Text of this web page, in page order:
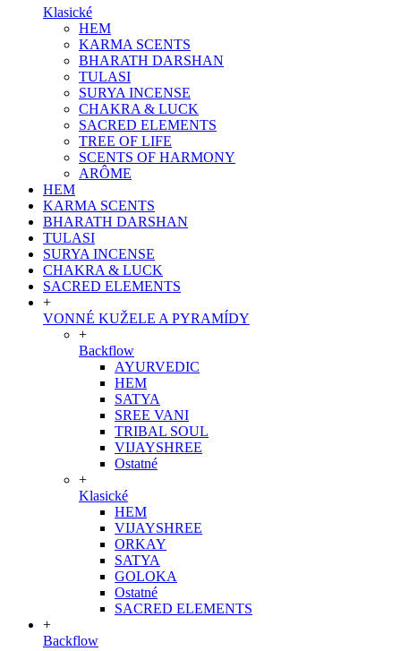
Klasické
HEM
KARMA SCENTS
BHARATH DARSHAN
TULASI
SURYA INCENSE
CHAKRA & LUCK
SACRED ELEMENTS
TREE OF LIFE
SCENTS OF HARMONY
ARÔME
HEM
KARMA SCENTS
BHARATH DARSHAN
TULASI
SURYA INCENSE
CHAKRA & LUCK
SACRED ELEMENTS
+
VONNÉ KUŽELE A PYRAMÍDY
+
Backflow
AYURVEDIC
HEM
SATYA
SREE VANI
TRIBAL SOUL
VIJAYSHREE
Ostatné
+
Klasické
HEM
VIJAYSHREE
ORKAY
SATYA
GOLOKA
Ostatné
SACRED ELEMENTS
+
Backflow